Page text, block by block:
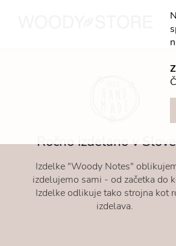
Ročno izdelano v
Izdelke "Woody Notes"
izdelujemo sami - od začetka do
Izdelke odlikuje tako strojna kot
izdelava.